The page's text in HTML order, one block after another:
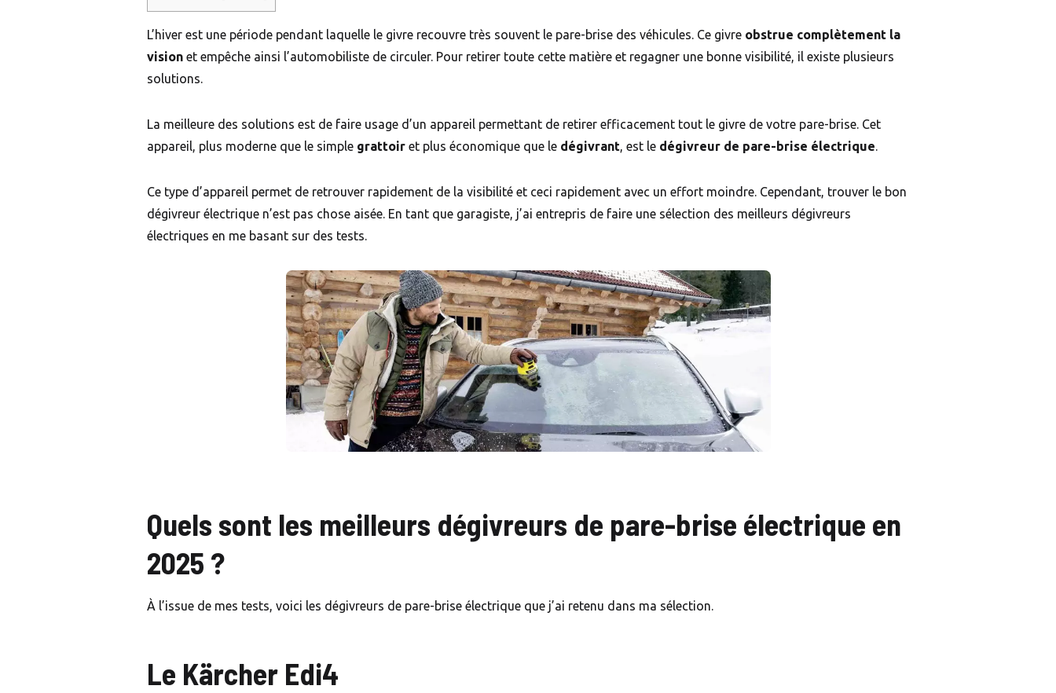
L’hiver est une période pendant laquelle le givre recouvre très souvent le pare-brise des véhicules. Ce givre obstrue complètement la
vision et empêche ainsi l’automobiliste de circuler. Pour retirer toute cette matière et regagner une bonne visibilité, il existe plusieurs
solutions.
La meilleure des solutions est de faire usage d’un appareil permettant de retirer efficacement tout le givre de votre pare-brise. Cet
appareil, plus moderne que le simple grattoir et plus économique que le dégivrant, est le dégivreur de pare-brise électrique.
Ce type d’appareil permet de retrouver rapidement de la visibilité et ceci rapidement avec un effort moindre. Cependant, trouver le bon
dégivreur électrique n’est pas chose aisée. En tant que garagiste, j’ai entrepris de faire une sélection des meilleurs dégivreurs
électriques en me basant sur des tests.
Quels sont les meilleurs dégivreurs de pare-brise électrique en
2025 ?
À l’issue de mes tests, voici les dégivreurs de pare-brise électrique que j’ai retenu dans ma sélection.
Le Kärcher Edi4